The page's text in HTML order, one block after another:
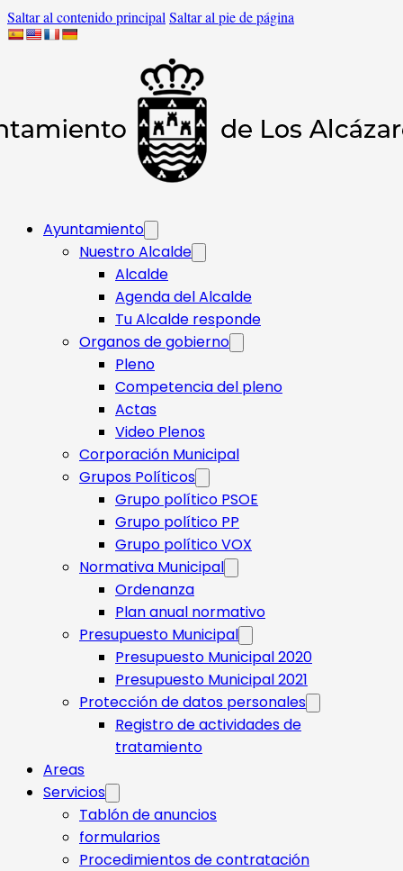
Saltar al contenido principal Saltar al pie de página
Ayuntamiento
Nuestro Alcalde
Alcalde
Agenda del Alcalde
Tu Alcalde responde​
Organos de gobierno
Pleno
Competencia del pleno
Actas
Video Plenos
Corporación Municipal
Grupos Políticos
Grupo político PSOE
Grupo político PP
Grupo político VOX
Normativa Municipal
Ordenanza
Plan anual normativo
Presupuesto Municipal
Presupuesto Municipal 2020
Presupuesto Municipal 2021
Protección de datos personales
Registro de actividades de
tratamiento
Areas
Servicios
Tablón de anuncios
formularios
Procedimientos de contratación